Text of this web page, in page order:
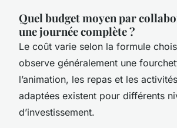
Quel budget moyen par
une journée complète ?
Le coût varie selon la formule
observe généralement une
l’animation, les repas et les
adaptées existent pour différents
d’investissement.